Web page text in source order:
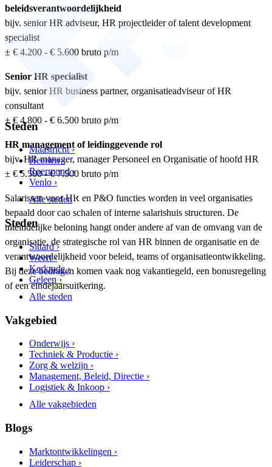
beleidsverantwoordelijkheid
bijv. senior HR adviseur, HR projectleider of talent development
specialist
± € 4.200 - € 5.600 bruto p/m
Senior HR specialist
bijv. senior HR business partner, organisatieadviseur of HR
consultant
± € 4.800 - € 6.500 bruto p/m
HR management of leidinggevende rol
bijv. HR manager, manager Personeel en Organisatie of hoofd HR
± € 5.500 - € 7.500 bruto p/m
Salarissen voor HR en P&O functies worden in veel organisaties
bepaald door cao schalen of interne salarishuis structuren. De
uiteindelijke beloning hangt onder andere af van de omvang van de
organisatie, de strategische rol van HR binnen de organisatie en de
verantwoordelijkheid voor beleid, teams of organisatieontwikkeling.
Bij deze bedragen komen vaak nog vakantiegeld, een bonusregeling
of een eindejaarsuitkering.
Steden
Maastricht ›
Heerlen ›
Roermond ›
Venlo ›
Alle steden
Steden
Sittard ›
Weert ›
Kerkrade ›
Geleen ›
Alle steden
Vakgebied
Onderwijs ›
Techniek & Productie ›
Zorg & welzijn ›
Management, Beleid, Directie ›
Logistiek & Inkoop ›
Alle vakgebieden
Blogs
Marktontwikkelingen ›
Leiderschap ›